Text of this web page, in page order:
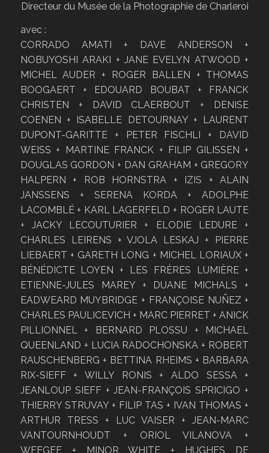
Directeur du Musée de la Photographie de Charleroi
avec :
CORRADO AMATI + DAVE ANDERSON +
NOBUYOSHI ARAKI + JANE EVELYN ATWOOD +
MICHEL AUDER + ROGER BALLEN + THOMAS
BOOGAERT + EDOUARD BOUBAT + FRANCK
CHRISTEN + DAVID CLAERBOUT + DENISE
COENEN + ISABELLE DETOURNAY + LAURENT
DUPONT-GARITTE + PETER FISCHLI + DAVID
WEISS + MARTINE FRANCK + FILIP GILISSEN +
DOUGLAS GORDON + DAN GRAHAM + GREGORY
HALPERN + ROB HORNSTRA + IZIS + ALAIN
JANSSENS + SERENA KORDA + ADOLPHE
LACOMBLÉ + KARL LAGERFELD + ROGER LAUTE
+ JACKY LECOUTURIER + ELODIE LEDURE +
CHARLES LEIRENS + VJOLA LESKAJ + PIERRE
LIEBAERT + GARETH LONG + MICHEL LORIAUX +
BÉNÉDICTE LOYEN + LES FRÈRES LUMIÈRE +
ETIENNE-JULES MAREY + DUANE MICHALS +
EADWEARD MUYBRIDGE + FRANÇOISE NUÑEZ +
CHARLES PAULICEVICH + MARC PIERRET + ANICK
PILLIONNEL + BERNARD PLOSSU + MICHAEL
QUEENLAND + LUCIA RADOCHONSKA + ROBERT
RAUSCHENBERG + BETTINA RHEIMS + BARBARA
RIX-SIEFF + WILLY RONIS + ALDO SESSA +
JEANLOUP SIEFF + JEAN-FRANÇOIS SPRICIGO +
THIERRY STRUVAY + FILIP TAS + IVAN THOMAS +
ARTHUR TRESS + LUC VAISER + JEAN-MARC
VANTOURNHOUDT + ORIOL VILANOVA +
WEEGEE + MINOR WHITE + HUGHES DE